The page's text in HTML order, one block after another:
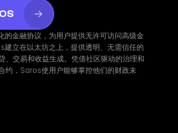
的金融协议，为用户提供无许可访问高级金
建立在以太坊之上，提供透明、无需信任的
、交易和收益生成。凭借社区驱动的治理和
约，Saros使用户能够掌控他们的财政未